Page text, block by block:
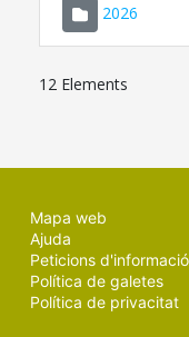
2026
12 Elements
Mapa web
Ajuda
Peticions
Política de galetes
Política de privacitat